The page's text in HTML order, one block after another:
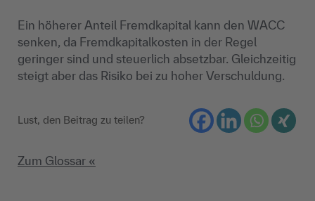
Ein höherer Anteil Fremdkapital kann den WACC
senken, da Fremdkapitalkosten in der Regel
geringer sind und steuerlich absetzbar. Gleichzeitig
steigt aber das Risiko bei zu hoher Verschuldung.
Lust, den Beitrag zu teilen?
Zum Glossar «